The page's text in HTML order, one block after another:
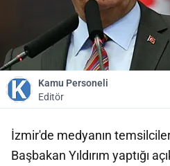
Kamu Personeli
Editör
İzmir'de medyanın
Başbakan Yıldırım yaptığı